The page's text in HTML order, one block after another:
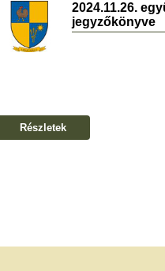
2024.11.26.
jegyzőkönyve
Részletek